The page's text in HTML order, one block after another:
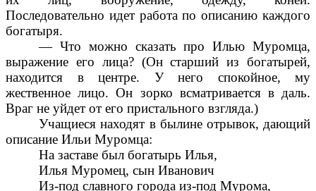
Последовательно идет работа по описанию каждого
богатыря.
— Что можно сказать про Илью Муромца,
выражение его лица? (Он старший из богатырей,
находится в центре. У него спокойное, му
жественное лицо. Он зорко всматривается в даль.
Враг не уйдет от его пристального взгляда.)
Учащиеся находят в былине отрывок, дающий
описание Ильи Муромца:
На заставе был богатырь Илья,
Илья Муромец, сын Иванович
Из-под славного города из-под Мурома,